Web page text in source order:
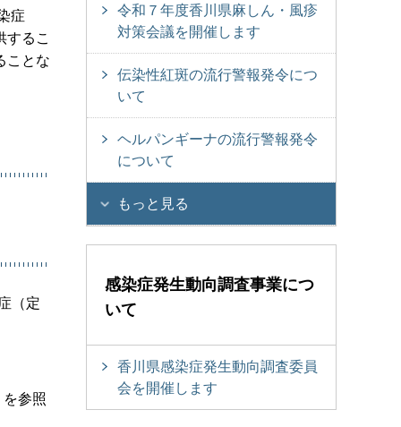
症
するこ
ことな
（定
参照
令和７年度香川県麻しん・風疹
対策会議を開催します
伝染性紅斑の流行警報発令につ
いて
ヘルパンギーナの流行警報発令
について
もっと見る
感染症発生動向調査事業につ
いて
香川県感染症発生動向調査委員
会を開催します